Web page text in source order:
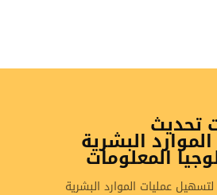
تحديث
البشرية
المعلومات
عمليات الموارد البشرية